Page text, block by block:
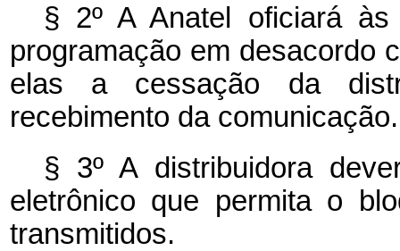
§ 2º A Anatel oficiará
programação em desacordo
elas a cessação da
recebimento da comunicação.
§ 3º A distribuidora
eletrônico que permita o
transmitidos.